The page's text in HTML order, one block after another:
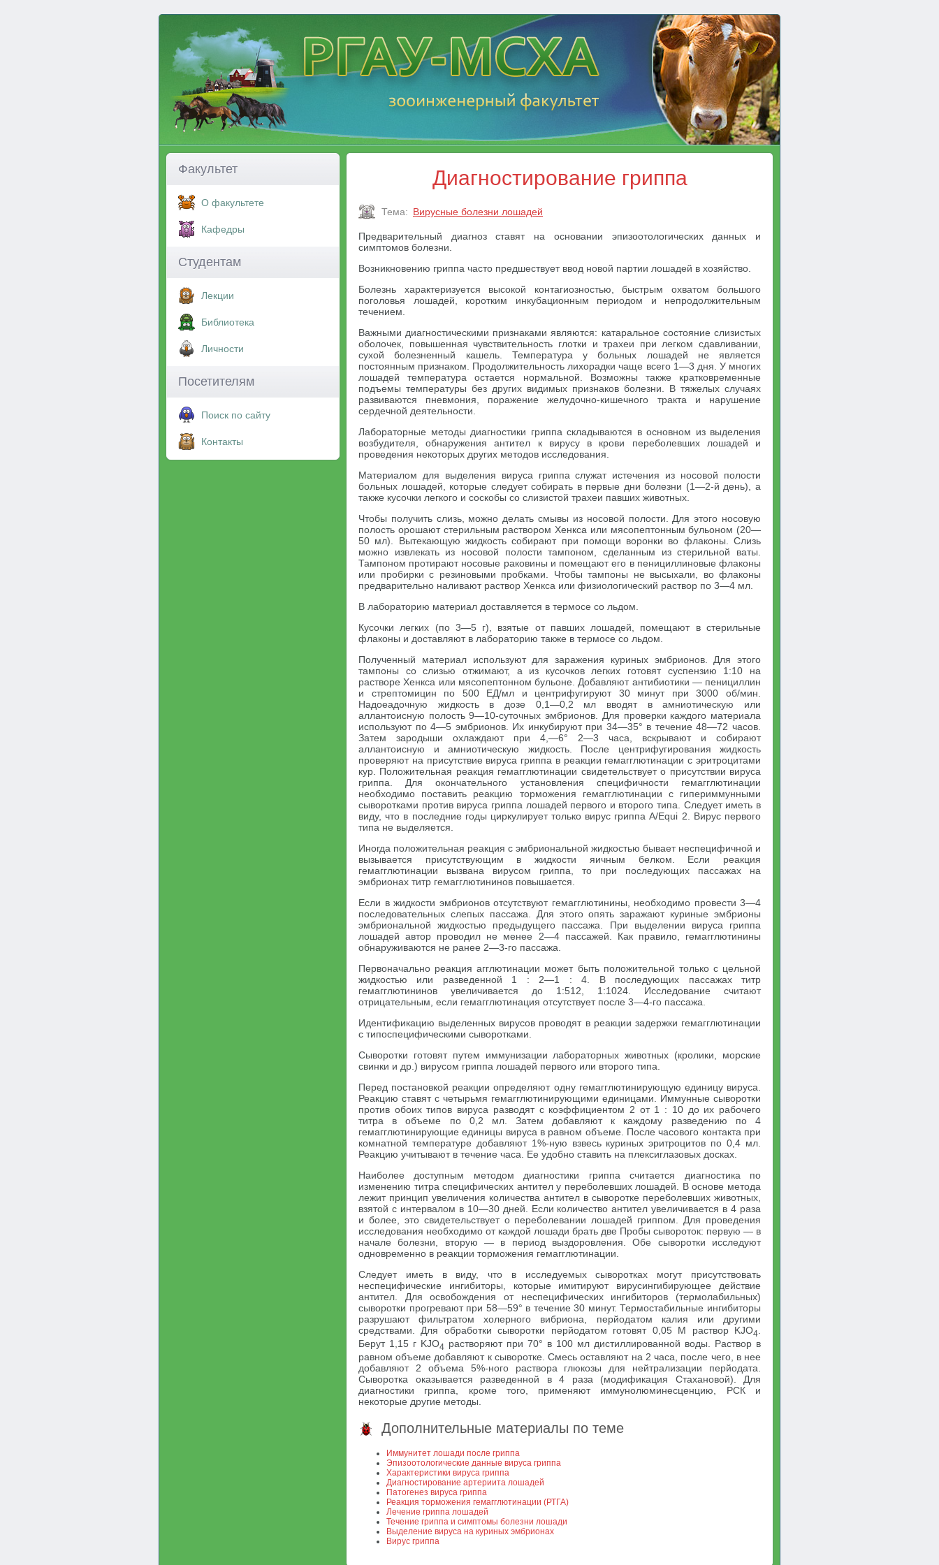
Факультет
О факультете
Кафедры
Студентам
Лекции
Библиотека
Личности
Посетителям
Поиск по сайту
Контакты
Диагностирование гриппа
Тема: Вирусные болезни лошадей
Предварительный диагноз ставят на основании эпизоотологических данных и
симптомов болезни.
Возникновению гриппа часто предшествует ввод новой партии лошадей в хозяйство.
Болезнь характеризуется высокой контагиозностью, быстрым охватом большого
поголовья лошадей, коротким инкубационным периодом и непродолжительным
течением.
Важными диагностическими признаками являются: катаральное состояние слизистых
оболочек, повышенная чувствительность глотки и трахеи при легком сдавливании,
сухой болезненный кашель. Температура у больных лошадей не является
постоянным признаком. Продолжительность лихорадки чаще всего 1—3 дня. У многих
лошадей температура остается нормальной. Возможны также кратковременные
подъемы температуры без других видимых признаков болезни. В тяжелых случаях
развиваются пневмония, поражение желудочно-кишечного тракта и нарушение
сердечной деятельности.
Лабораторные методы диагностики гриппа складываются в основном из выделения
возбудителя, обнаружения антител к вирусу в крови переболевших лошадей и
проведения некоторых других методов исследования.
Материалом для выделения вируса гриппа служат истечения из носовой полости
больных лошадей, которые следует собирать в первые дни болезни (1—2-й день), а
также кусочки легкого и соскобы со слизистой трахеи павших животных.
Чтобы получить слизь, можно делать смывы из носовой полости. Для этого носовую
полость орошают стерильным раствором Хенкса или мясопептонным бульоном (20—
50 мл). Вытекающую жидкость собирают при помощи воронки во флаконы. Слизь
можно извлекать из носовой полости тампоном, сделанным из стерильной ваты.
Тампоном протирают носовые раковины и помещают его в пенициллиновые флаконы
или пробирки с резиновыми пробками. Чтобы тампоны не высыхали, во флаконы
предварительно наливают раствор Хенкса или физиологический раствор по 3—4 мл.
В лабораторию материал доставляется в термосе со льдом.
Кусочки легких (по 3—5 г), взятые от павших лошадей, помещают в стерильные
флаконы и доставляют в лабораторию также в термосе со льдом.
Полученный материал используют для заражения куриных эмбрионов. Для этого
тампоны со слизью отжимают, а из кусочков легких готовят суспензию 1:10 на
растворе Хенкса или мясопептонном бульоне. Добавляют антибиотики — пенициллин
и стрептомицин по 500 ЕД/мл и центрифугируют 30 минут при 3000 об/мин.
Надоеадочную жидкость в дозе 0,1—0,2 мл вводят в амниотическую или
аллантоисную полость 9—10-суточных эмбрионов. Для проверки каждого материала
используют по 4—5 эмбрионов. Их инкубируют при 34—35° в течение 48—72 часов.
Затем зародыши охлаждают при 4,—6° 2—3 часа, вскрывают и собирают
аллантоисную и амниотическую жидкость. После центрифугирования жидкость
проверяют на присутствие вируса гриппа в реакции гемагглютинации с эритроцитами
кур. Положительная реакция гемагглютинации свидетельствует о присутствии вируса
гриппа. Для окончательного установления специфичности гемагглютинации
необходимо поставить реакцию торможения гемагглютинации с гипериммунными
сыворотками против вируса гриппа лошадей первого и второго типа. Следует иметь в
виду, что в последние годы циркулирует только вирус гриппа A/Equi 2. Вирус первого
типа не выделяется.
Иногда положительная реакция с эмбриональной жидкостью бывает неспецифичной и
вызывается присутствующим в жидкости яичным белком. Если реакция
гемагглютинации вызвана вирусом гриппа, то при последующих пассажах на
эмбрионах титр гемагглютининов повышается.
Если в жидкости эмбрионов отсутствуют гемагглютинины, необходимо провести 3—4
последовательных слепых пассажа. Для этого опять заражают куриные эмбрионы
эмбриональной жидкостью предыдущего пассажа. При выделении вируса гриппа
лошадей автор проводил не менее 2—4 пассажей. Как правило, гемагглютинины
обнаруживаются не ранее 2—3-го пассажа.
Первоначально реакция агглютинации может быть положительной только с цельной
жидкостью или разведенной 1 : 2—1 : 4. В последующих пассажах титр
гемагглютининов увеличивается до 1:512, 1:1024. Исследование считают
отрицательным, если гемагглютинация отсутствует после 3—4-го пассажа.
Идентификацию выделенных вирусов проводят в реакции задержки гемагглютинации
с типоспецифическими сыворотками.
Сыворотки готовят путем иммунизации лабораторных животных (кролики, морские
свинки и др.) вирусом гриппа лошадей первого или второго типа.
Перед постановкой реакции определяют одну гемагглютинирующую единицу вируса.
Реакцию ставят с четырьмя гемагглютинирующими единицами. Иммунные сыворотки
против обоих типов вируса разводят с коэффициентом 2 от 1 : 10 до их рабочего
титра в объеме по 0,2 мл. Затем добавляют к каждому разведению по 4
гемагглютинирующие единицы вируса в равном объеме. После часового контакта при
комнатной температуре добавляют 1%-ную взвесь куриных эритроцитов по 0,4 мл.
Реакцию учитывают в течение часа. Ее удобно ставить на плексиглазовых досках.
Наиболее доступным методом диагностики гриппа считается диагностика по
изменению титра специфических антител у переболевших лошадей. В основе метода
лежит принцип увеличения количества антител в сыворотке переболевших животных,
взятой с интервалом в 10—30 дней. Если количество антител увеличивается в 4 раза
и более, это свидетельствует о переболевании лошадей гриппом. Для проведения
исследования необходимо от каждой лошади брать две Пробы сывороток: первую — в
начале болезни, вторую — в период выздоровления. Обе сыворотки исследуют
одновременно в реакции торможения гемагглютинации.
Следует иметь в виду, что в исследуемых сыворотках могут присутствовать
неспецифические ингибиторы, которые имитируют вирусингибирующее действие
антител. Для освобождения от неспецифических ингибиторов (термолабильных)
сыворотки прогревают при 58—59° в течение 30 минут. Термостабильные ингибиторы
разрушают фильтратом холерного вибриона, перйодатом калия или другими
средствами. Для обработки сыворотки перйодатом готовят 0,05 М раствор KJO4
Берут 1,15 г KJO4 растворяют при 70° в 100 мл дистиллированной воды. Раствор в
равном объеме добавляют к сыворотке. Смесь оставляют на 2 часа, после чего, в нее
добавляют 2 объема 5%-ного раствора глюкозы для нейтрализации перйодата.
Сыворотка оказывается разведенной в 4 раза (модификация Стахановой). Для
диагностики гриппа, кроме того, применяют иммунолюминесценцию, РСК и
некоторые другие методы.
Дополнительные материалы по теме
Иммунитет лошади после гриппа
Эпизоотологические данные вируса гриппа
Характеристики вируса гриппа
Диагностирование артериита лошадей
Патогенез вируса гриппа
Реакция торможения гемагглютинации (РТГА)
Лечение гриппа лошадей
Течение гриппа и симптомы болезни лошади
Выделение вируса на куриных эмбрионах
Вирус гриппа